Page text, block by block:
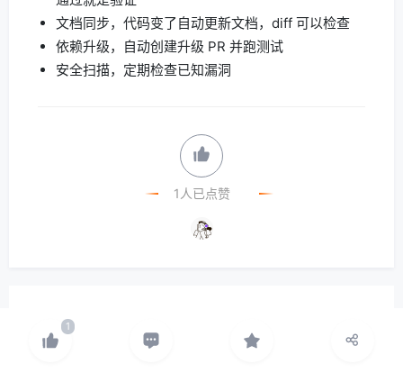
文档同步，代码变了自动更新文档，diff 可以检查
依赖升级，自动创建升级 PR 并跑测试
安全扫描，定期检查已知漏洞
1人已点赞